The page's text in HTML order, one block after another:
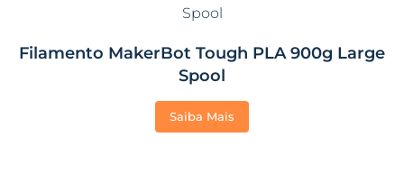
Filamento MakerBot Tough PLA 900g Large
Spool
Saiba Mais